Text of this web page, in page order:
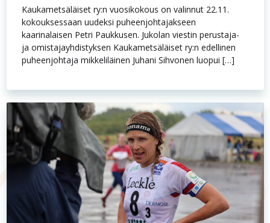
Kaukametsäläiset ry:n vuosikokous on valinnut 22.11.
kokouksessaan uudeksi puheenjohtajakseen
kaarinalaisen Petri Paukkusen. Jukolan viestin perustaja-
ja omistajayhdistyksen Kaukametsäläiset ry:n edellinen
puheenjohtaja mikkeliläinen Juhani Sihvonen luopui […]